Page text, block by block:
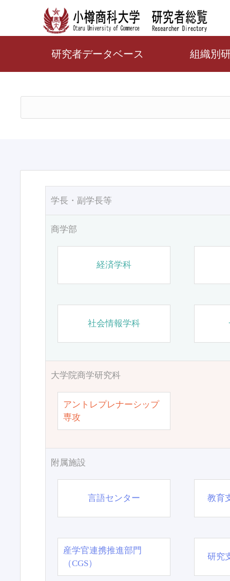
研究者データベース 組織別
学長・副学長等
商学部
経済学科
社会情報学科
大学院商学研究科
アントレプレナーシップ
専攻
附属施設
言語センター 教育
産学官連携推進部門
（CGS）
研究